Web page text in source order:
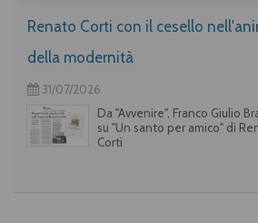
Renato Corti con il cesello
della modernità
31/07/2026
Da "Avvenire", Franco Giulio
su "Un santo per amico" di
Corti